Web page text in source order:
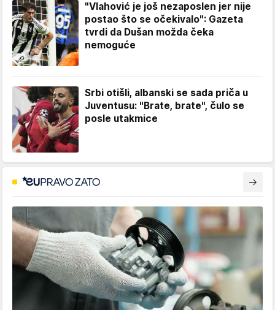
"Vlahović je još nezaposlen jer nije
postao što se očekivalo": Gazeta
tvrdi da Dušan možda čeka
nemoguće
Srbi otišli, albanski se sada priča u
Juventusu: "Brate, brate", čulo se
posle utakmice